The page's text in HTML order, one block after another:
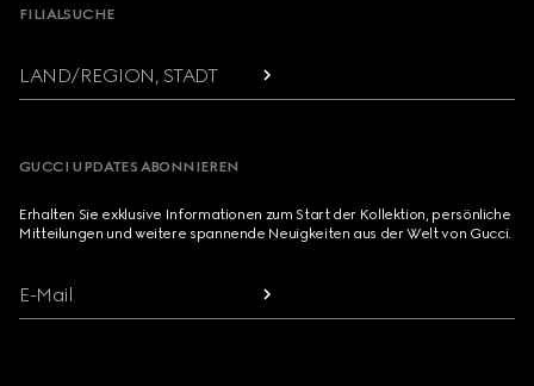
FILIALSUCHE
LAND/REGION, STADT
GUCCI UPDATES ABONNIEREN
Erhalten Sie exklusive Informationen zum Start der Kollektion, persönliche
Mitteilungen und weitere spannende Neuigkeiten aus der Welt von Gucci.
E-Mail